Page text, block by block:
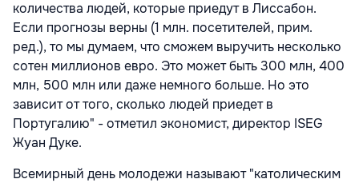
количества людей, которые приедут в Лиссабон.
Если прогнозы верны (1 млн. посетителей, прим.
ред.), то мы думаем, что сможем выручить несколько
сотен миллионов евро. Это может быть 300 млн, 400
млн, 500 млн или даже немного больше. Но это
зависит от того, сколько людей приедет в
Португалию" - отметил экономист, директор ISEG
Жуан Дуке.
Всемирный день молодежи называют "католическим